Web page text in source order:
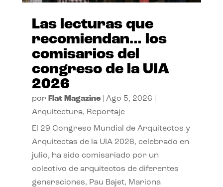
Las lecturas que
recomiendan… los
comisarios del
congreso de la UIA
2026
por Flat Magazine| Ago 5, 2026
Arquitectura, Reportaje
El 29 Congreso Mundial de Arquitectos y
Arquitectas de la UIA 2026, celebrado en
julio, ha sido comisariado por un
colectivo de arquitectos de diferentes
generaciones, Pau Bajet, Mariona